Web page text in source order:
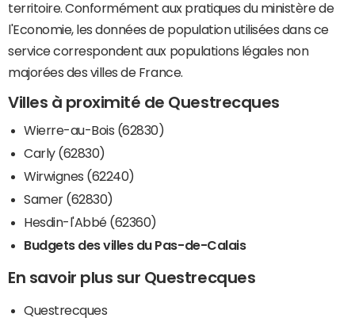
territoire. Conformément aux pratiques du ministère de
l'Economie, les données de population utilisées dans ce
service correspondent aux populations légales non
majorées des villes de France.
Villes à proximité de Questrecques
Wierre-au-Bois (62830)
Carly (62830)
Wirwignes (62240)
Samer (62830)
Hesdin-l'Abbé (62360)
Budgets des villes du Pas-de-Calais
En savoir plus sur Questrecques
Questrecques